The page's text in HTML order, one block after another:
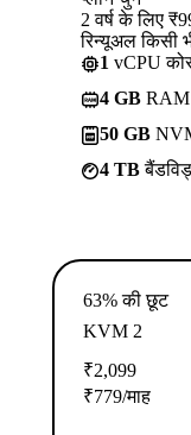
2 वर्ष के लिए
रिन्यूअल किसी
1 vCPU
4 GB RAM
50 GB
4 TB
63% की छूट
KVM 2
₹2,099
₹779/माह